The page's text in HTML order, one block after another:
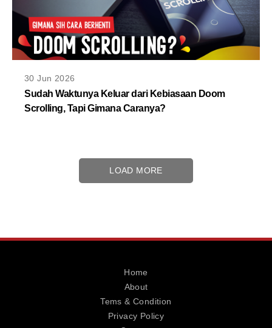
30 Jun 2026
Sudah Waktunya Keluar dari Kebiasaan Doom
Scrolling, Tapi Gimana Caranya?
LOAD MORE
Home
About
Tems & Condition
Privacy Policy